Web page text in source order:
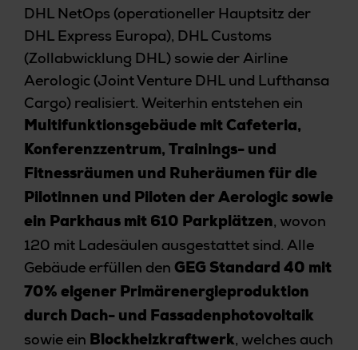
DHL NetOps (operationeller Hauptsitz der
DHL Express Europa), DHL Customs
(Zollabwicklung DHL) sowie der Airline
Aerologic (Joint Venture DHL und Lufthansa
Cargo) realisiert. Weiterhin entstehen ein
Multifunktionsgebäude mit Cafeteria,
Konferenzzentrum, Trainings- und
Fitnessräumen und Ruheräumen für die
Pilotinnen und Piloten der Aerologic sowie
ein Parkhaus mit 610 Parkplätzen, wovon
120 mit Ladesäulen ausgestattet sind. Alle
Gebäude erfüllen den GEG Standard 40 mit
70% eigener Primärenergieproduktion
durch Dach- und Fassadenphotovoltaik
sowie ein Blockheizkraftwerk, welches auch